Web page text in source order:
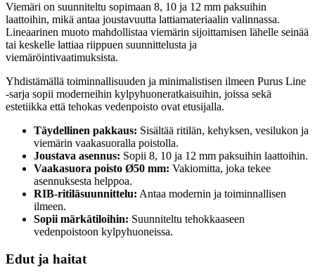
Viemäri on suunniteltu sopimaan 8, 10 ja 12 mm paksuihin
laattoihin, mikä antaa joustavuutta lattiamateriaalin valinnassa.
Lineaarinen muoto mahdollistaa viemärin sijoittamisen lähelle seinää
tai keskelle lattiaa riippuen suunnittelusta ja
viemäröintivaatimuksista.
Yhdistämällä toiminnallisuuden ja minimalistisen ilmeen Purus Line
-sarja sopii moderneihin kylpyhuoneratkaisuihin, joissa sekä
estetiikka että tehokas vedenpoisto ovat etusijalla.
Täydellinen pakkaus: Sisältää ritilän, kehyksen, vesilukon ja
viemärin vaakasuoralla poistolla.
Joustava asennus: Sopii 8, 10 ja 12 mm paksuihin laattoihin.
Vaakasuora poisto Ø50 mm: Vakiomitta, joka tekee
asennuksesta helppoa.
RIB-ritiläsuunnittelu: Antaa modernin ja toiminnallisen
ilmeen.
Sopii märkätiloihin: Suunniteltu tehokkaaseen
vedenpoistoon kylpyhuoneissa.
Edut ja haitat